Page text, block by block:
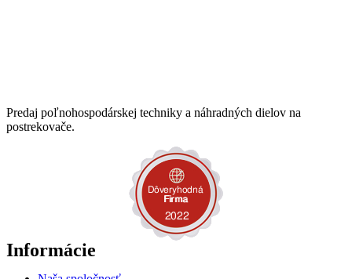
Predaj poľnohospodárskej techniky a náhradných dielov na
postrekovače.
Informácie